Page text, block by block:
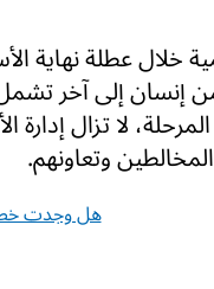
خلال عطلة نهاية
من إنسان إلى آخر
لا تزال
وتعاونهم.
هل وجدت